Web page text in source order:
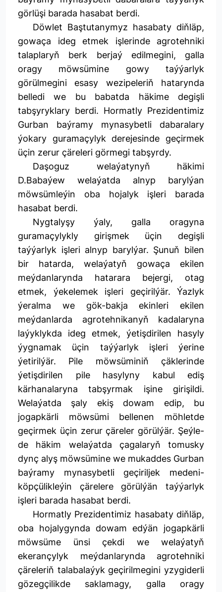
görlüşi barada hasabat berdi.
Döwlet Baştutanymyz hasabaty diňläp,
gowaça ideg etmek işlerinde agrotehniki
talaplaryň berk berjaý edilmegini, galla
oragy möwsümine gowy taýýarlyk
görülmegini esasy wezipeleriň hatarynda
belledi we bu babatda häkime degişli
tabşyryklary berdi. Hormatly Prezidentimiz
Gurban baýramy mynasybetli dabaralary
ýokary guramaçylyk derejesinde geçirmek
üçin zerur çäreleri görmegi tabşyrdy.
Daşoguz welaýatynyň häkimi
D.Babaýew welaýatda alnyp barylýan
möwsümleýin oba hojalyk işleri barada
hasabat berdi.
Nygtalyşy ýaly, galla oragyna
guramaçylykly girişmek üçin degişli
taýýarlyk işleri alnyp barylýar. Şunuň bilen
bir hatarda, welaýatyň gowaça ekilen
meýdanlarynda hatarara bejergi, otag
etmek, ýekelemek işleri geçirilýär. Ýazlyk
ýeralma we gök-bakja ekinleri ekilen
meýdanlarda agrotehnikanyň kadalaryna
laýyklykda ideg etmek, ýetişdirilen hasyly
ýygnamak üçin taýýarlyk işleri ýerine
ýetirilýär. Pile möwsüminiň çäklerinde
ýetişdirilen pile hasylyny kabul ediş
kärhanalaryna tabşyrmak işine girişildi.
Welaýatda şaly ekiş dowam edip, bu
jogapkärli möwsümi bellenen möhletde
geçirmek üçin zerur çäreler görülýär. Şeýle-
de häkim welaýatda çagalaryň tomusky
dynç alyş möwsümine we mukaddes Gurban
baýramy mynasybetli geçiriljek medeni-
köpçülikleýin çärelere görülýän taýýarlyk
işleri barada hasabat berdi.
Hormatly Prezidentimiz hasabaty diňläp,
oba hojalygynda dowam edýän jogapkärli
möwsüme ünsi çekdi we welaýatyň
ekerançylyk meýdanlarynda agrotehniki
çäreleriň talabalaýyk geçirilmegini yzygiderli
gözegçilikde saklamagy, galla oragy